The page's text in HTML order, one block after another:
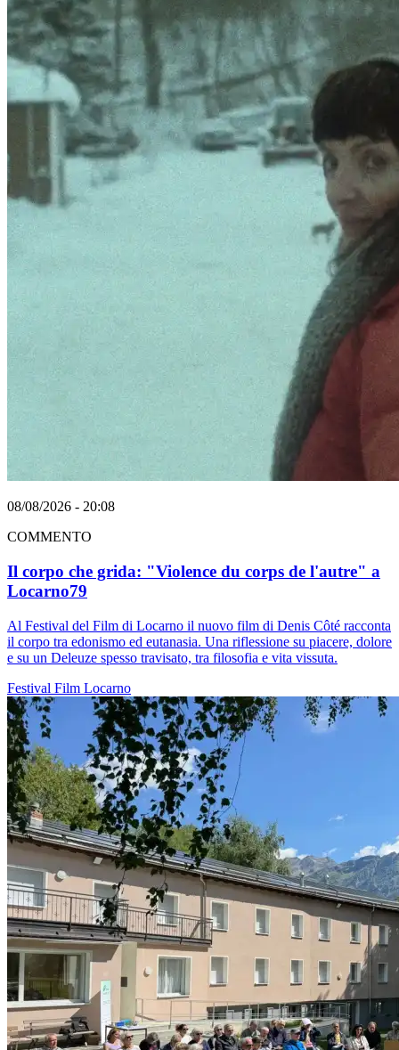
08/08/2026 - 20:08
COMMENTO
Il corpo che grida: "Violence du corps de l'autre" a
Locarno79
Al Festival del Film di Locarno il nuovo film di Denis Côté racconta
il corpo tra edonismo ed eutanasia. Una riflessione su piacere, dolore
e su un Deleuze spesso travisato, tra filosofia e vita vissuta.
Festival Film Locarno